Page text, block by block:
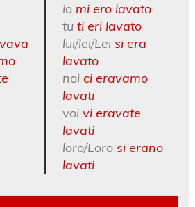
io mi ero lavato
tuti eri lavato
lui/lei/Lei si era
lavato
noi ci eravamo
lavati
voi vi eravate
lavati
loro/Loro si erano
lavati